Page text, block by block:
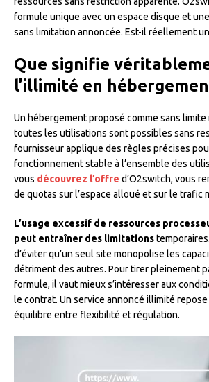
formule unique avec un espace disque et
sans limitation annoncée. Est-il réellement
Que signifie
l’illimité en
Un hébergement proposé comme sans
toutes les utilisations sont possibles sans
fournisseur applique des règles précises
fonctionnement stable à l’ensemble des
vous découvrez l’offre d’O2switch, vous
de quotas sur l’espace alloué et sur le trafic
L’usage excessif de ressources
peut entraîner des limitations
d’éviter qu’un seul site monopolise les
détriment des autres. Pour tirer pleinement
formule, il vaut mieux s’intéresser aux
le contrat. Un service annoncé illimité
équilibre entre flexibilité et régulation.